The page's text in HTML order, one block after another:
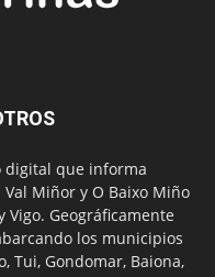
digital que informa
Miñor y O Baixo Miño
Vigo. Geográficamente
los municipios
Tui, Gondomar, Baiona,